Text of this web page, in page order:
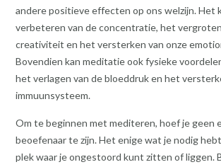
andere positieve effecten op ons welzijn. Het
verbeteren van de concentratie, het
creativiteit en het versterken van onze
Bovendien kan meditatie ook fysieke
het verlagen van de bloeddruk en het
immuunsysteem.
Om te beginnen met mediteren, hoef je geen
beoefenaar te zijn. Het enige wat je nodig
plek waar je ongestoord kunt zitten of liggen.